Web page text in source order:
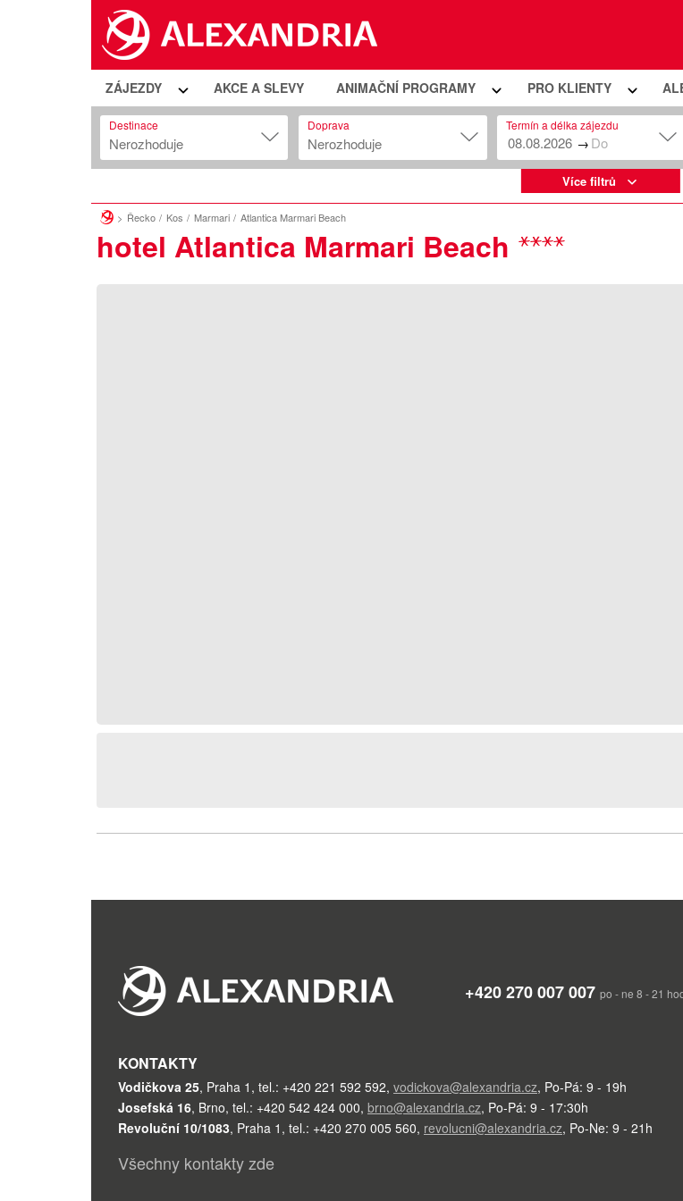
ZÁJEZDY AKCE A SLEVY ANIMAČNÍ PROGRAMY PRO KLIENTY
Destinace
Nerozhoduje
Doprava
Nerozhoduje
Termín a délka zájezdu
→
Více filtrů
Řecko Kos Marmari Atlantica Marmari Beach
hotel Atlantica Marmari Beach
+420 270 007 007 po - ne 8 - 21
KONTAKTY
Vodičkova 25, Praha 1 , tel.: +420 221 592 592, vodickova@alexandria.cz, Po-Pá: 9 - 19h
Josefská 16, Brno, tel.: +420 542 424 000, brno@alexandria.cz, Po-Pá: 9 - 17:30h
Revoluční 10/1083, Praha 1 , tel.: +420 270 005 560, revolucni@alexandria.cz, Po-Ne: 9 - 21h
Všechny kontakty zde